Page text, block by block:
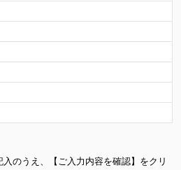
のうえ、【ご入力内容を確認】をクリ